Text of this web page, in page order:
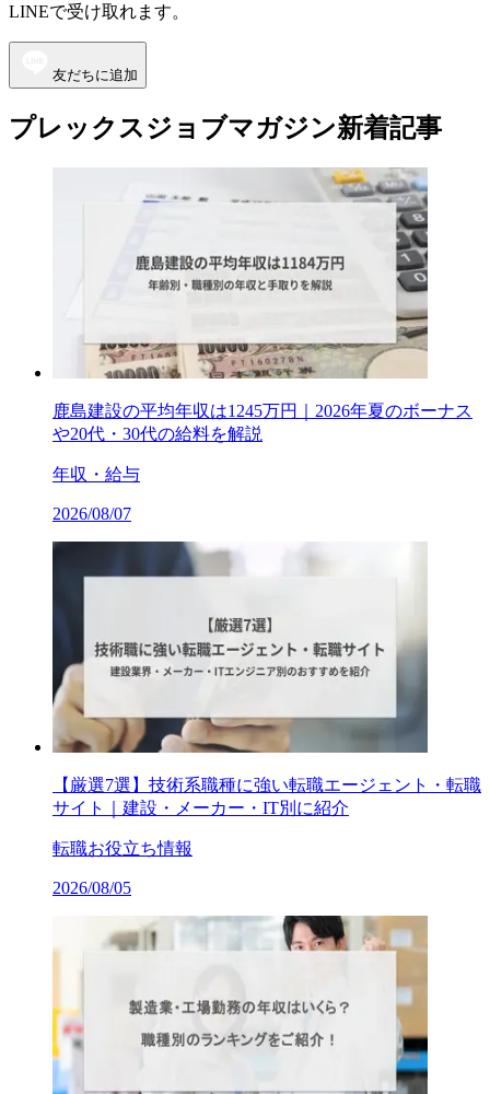
LINEで受け取れます。
友だちに追加
プレックスジョブマガジン新着記事
鹿島建設の平均年収は1245万円｜2026年夏のボーナス
や20代・30代の給料を解説
年収・給与
2026/08/07
【厳選7選】技術系職種に強い転職エージェント・転職
サイト｜建設・メーカー・IT別に紹介
転職お役立ち情報
2026/08/05